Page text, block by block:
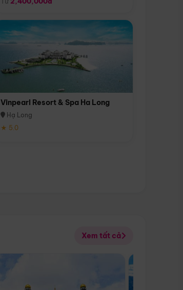
Vinpearl Resort & Spa Ha Long
Hạ Long
★ 5.0
Xem tất cả